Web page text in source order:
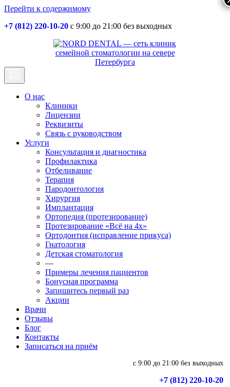
Перейти к содержимому
+7 (812) 220-10-20 с 9:00 до 21:00 без выходных
Основная
навигация
О нас
Клиники
Лицензии
Реквизиты
Связь с руководством
Услуги
Консультация и диагностика
Профилактика
Отбеливание
Терапия
Пародонтология
Хирургия
Имплантация
Ортопедия (протезирование)
Протезирование «Всё на 4х»
Ортодонтия (исправление прикуса)
Гнатология
Детская стоматология
—
Примеры лечения пациентов
Бонусная программа
Запишитесь первый раз
Акции
Врачи
Отзывы
Блог
Контакты
Записаться на приём
с 9:00 до 21:00 без выходных
+7 (812) 220-10-20